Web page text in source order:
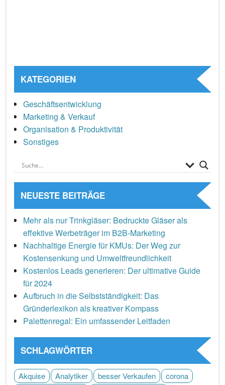
KATEGORIEN
Geschäftsentwicklung
Marketing & Verkauf
Organisation & Produktivität
Sonstiges
NEUESTE BEITRÄGE
Mehr als nur Trinkgläser: Bedruckte Gläser als
effektive Werbeträger im B2B-Marketing
Nachhaltige Energie für KMUs: Der Weg zur
Kostensenkung und Umweltfreundlichkeit
Kostenlos Leads generieren: Der ultimative Guide
für 2024
Aufbruch in die Selbstständigkeit: Das
Gründerlexikon als kreativer Kompass
Palettenregal: Ein umfassender Leitfaden
SCHLAGWÖRTER
Akquise Analytiker besser Verkaufen
corona